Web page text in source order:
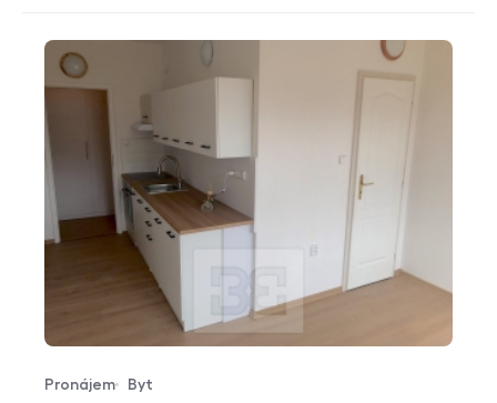
Typ nabídky
Pronájem
Typ nemovitosti
Byt